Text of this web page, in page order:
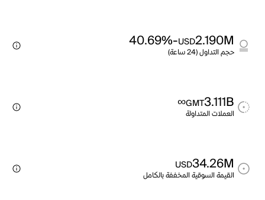
2.190M
USD
-40.69%
حجم التداول (24 ساعة)
3.111B
GMT
∞
العملات المتداولة
34.26M
USD
القيمة السوقية المخففة بالكامل